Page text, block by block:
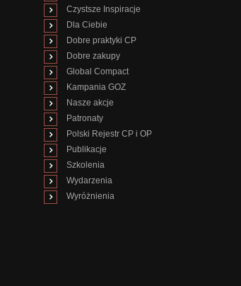
Czystsze Inspiracje
Dla Ciebie
Dobre praktyki CP
Dobre zakupy
Global Compact
Kampania GOZ
Nasze akcje
Patronaty
Polski Rejestr CP i OP
Publikacje
Szkolenia
Wydarzenia
Wyróżnienia